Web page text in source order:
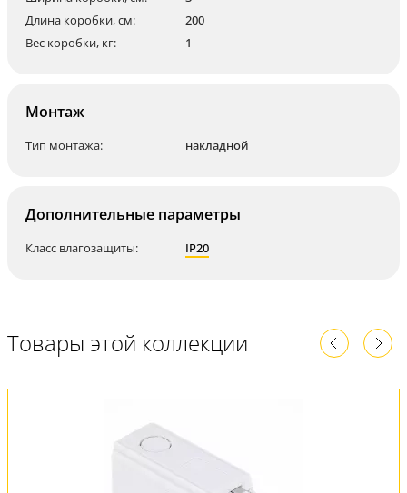
Длина коробки, см:
200
Вес коробки, кг:
1
Монтаж
Тип монтажа: накладной
Дополнительные параметры
Класс влагозащиты: IP20
Товары этой коллекции